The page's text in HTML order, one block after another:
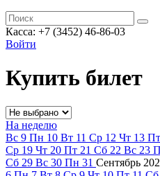
Касса: +7 (3452) 46-86-03
Войти
Купить билет
На неделю
Вс 9 Пн 10 Вт 11 Ср 12 Чт 13 Пт
Ср 19 Чт 20 Пт 21 Сб 22 Вс 23
Сб 29 Вс 30 Пн 31 Сентябрь